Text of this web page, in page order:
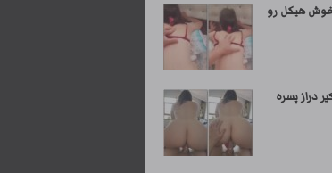
هیکل رو
دراز پسره